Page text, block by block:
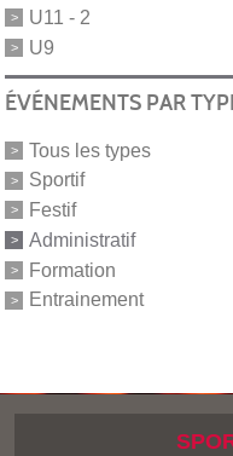
U11 - 2
U9
ÉVÉNEMENTS PAR
Tous les types
Sportif
Festif
Administratif
Formation
Entrainement